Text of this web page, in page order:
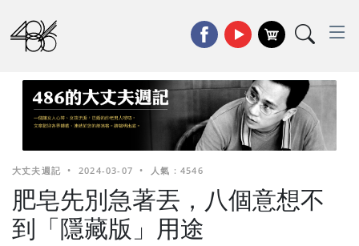
大丈夫週記 • 2024-03-07 • 人氣 : 4546
肥皂先別急著丟，八個意想不
到「隱藏版」用途